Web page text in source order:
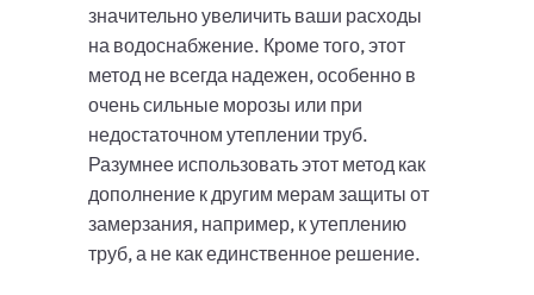
значительно увеличить ваши расходы
на водоснабжение. Кроме того, этот
метод не всегда надежен, особенно в
очень сильные морозы или при
недостаточном утеплении труб.
Разумнее использовать этот метод как
дополнение к другим мерам защиты от
замерзания, например, к утеплению
труб, а не как единственное решение.